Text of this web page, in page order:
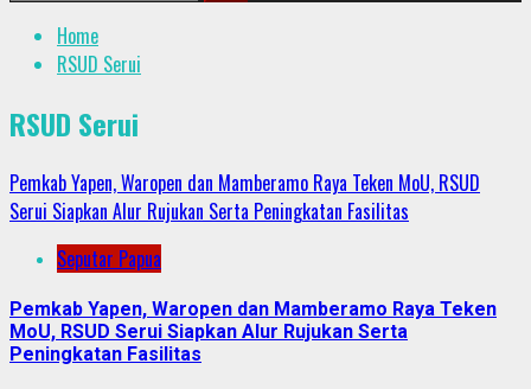
Home
RSUD Serui
RSUD Serui
Pemkab Yapen, Waropen dan Mamberamo Raya Teken MoU, RSUD
Serui Siapkan Alur Rujukan Serta Peningkatan Fasilitas
Seputar Papua
Pemkab Yapen, Waropen dan Mamberamo Raya Teken
MoU, RSUD Serui Siapkan Alur Rujukan Serta
Peningkatan Fasilitas